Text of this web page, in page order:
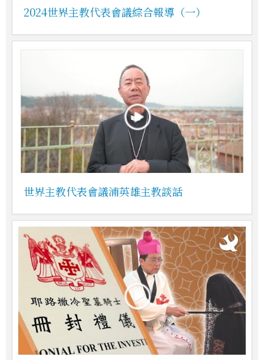
2024世界主教代表會議綜合報導（一）
世界主教代表會議浦英雄主教談話